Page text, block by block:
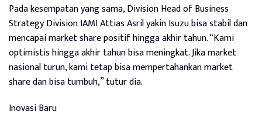
Pada kesempatan yang sama, Division Head of Business
Strategy Division IAMI Attias Asril yakin Isuzu bisa stabil dan
mencapai market share positif hingga akhir tahun. “Kami
optimistis hingga akhir tahun bisa meningkat. Jika market
nasional turun, kami tetap bisa mempertahankan market
share dan bisa tumbuh,” tutur dia.
Inovasi Baru